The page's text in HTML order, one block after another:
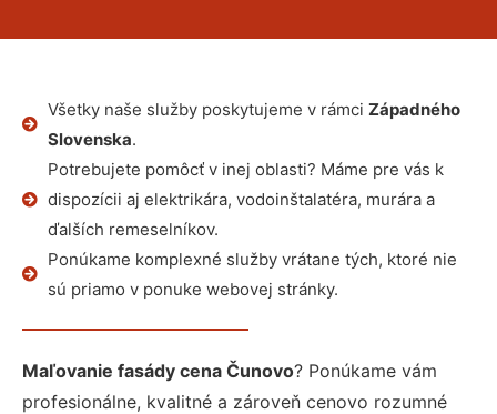
Všetky naše služby poskytujeme v rámci Západného
Slovenska.
Potrebujete pomôcť v inej oblasti? Máme pre vás k
dispozícii aj elektrikára, vodoinštalatéra, murára a
ďalších remeselníkov.
Ponúkame komplexné služby vrátane tých, ktoré nie
sú priamo v ponuke webovej stránky.
Maľovanie fasády cena Čunovo? Ponúkame vám
profesionálne, kvalitné a zároveň cenovo rozumné